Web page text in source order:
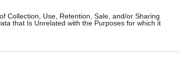
Collection, Use, Retention, Sale, and/or Sharing
that Is Unrelated with the Purposes for which it